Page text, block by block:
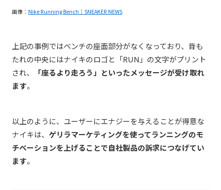
画像： Nike Running Bench｜SNEAKER NEWS
上記の事例ではベンチの座面部分がなくなっており、背も
たれの中央にはナイキのロゴと「RUN」の文字がプリント
され、
「座るより走ろう」といったメッセージが受け取れ
ます。
以上のように、ユーザーにエナジーを与えることが得意な
ナイキは、 ゲリラマーケティングを使ってランニングのモ
チベーションを上げることで自社製品の訴求につなげてい
ます。